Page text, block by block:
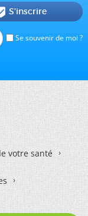
Se souvenir de moi ?
S'inscrire
votre santé